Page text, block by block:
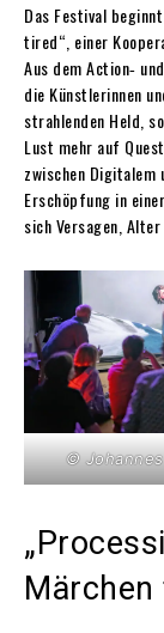
Das Festival
tired“, einer
Aus dem Action‑
die Künstlerinnen
strahlenden Held,
Lust mehr auf
zwischen
Erschöpfung in
sich Versagen,
©